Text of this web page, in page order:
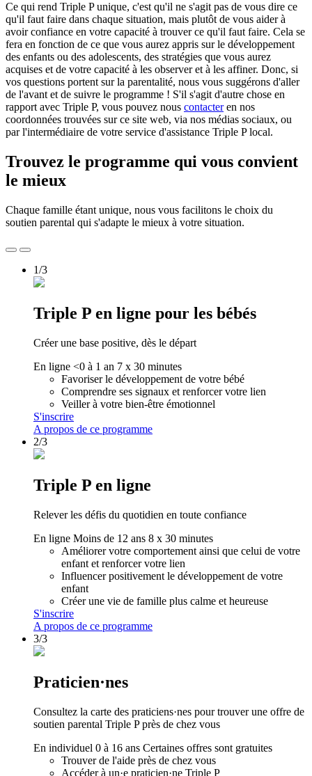
Ce qui rend Triple P unique, c'est qu'il ne s'agit pas de vous dire ce
qu'il faut faire dans chaque situation, mais plutôt de vous aider à
avoir confiance en votre capacité à trouver ce qu'il faut faire. Cela se
fera en fonction de ce que vous aurez appris sur le développement
des enfants ou des adolescents, des stratégies que vous aurez
acquises et de votre capacité à les observer et à les affiner. Donc, si
vos questions portent sur la parentalité, nous vous suggérons d'aller
de l'avant et de suivre le programme ! S'il s'agit d'autre chose en
rapport avec Triple P, vous pouvez nous contacteren nos
coordonnées trouvées sur ce site web, via nos médias sociaux, ou
par l'intermédiaire de votre service d'assistance Triple P local.
Trouvez le programme qui vous convient
le mieux
Chaque famille étant unique, nous vous facilitons le choix du
soutien parental qui s'adapte le mieux à votre situation.
1/3
Triple P en ligne pour les bébés
Créer une base positive, dès le départ
En ligne <0 à 1 an 7 x 30 minutes
Favoriser le développement de votre bébé
Comprendre ses signaux et renforcer votre lien
Veiller à votre bien-être émotionnel
S'inscrire
A propos de ce programme
2/3
Triple P en ligne
Relever les défis du quotidien en toute confiance
En ligne Moins de 12 ans 8 x 30 minutes
Améliorer votre comportement ainsi que celui de votre
enfant et renforcer votre lien
Influencer positivement le développement de votre
enfant
Créer une vie de famille plus calme et heureuse
S'inscrire
A propos de ce programme
3/3
Praticien·nes
Consultez la carte des praticiens·nes pour trouver une offre de
soutien parental Triple P près de chez vous
En individuel 0 à 16 ans Certaines offres sont gratuites
Trouver de l'aide près de chez vous
Accéder à un·e praticien·ne Triple P